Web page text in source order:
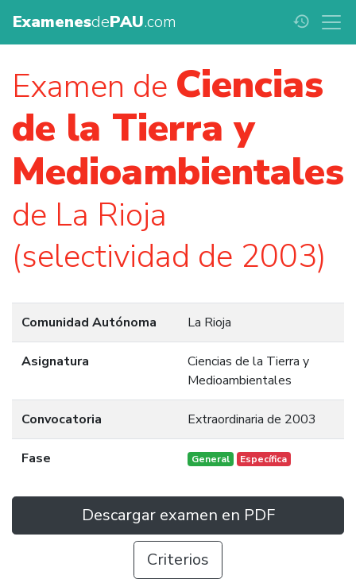
ExamenesdePAU.com history
Examen de Ciencias
de la Tierra y
Medioambientales
de La Rioja
(selectividad de 2003)
Comunidad Autónoma La Rioja
Asignatura
Ciencias de la Tierra y
Medioambientales
Convocatoria Extraordinaria de 2003
Fase General Específica
Descargar examen en PDF
Criterios